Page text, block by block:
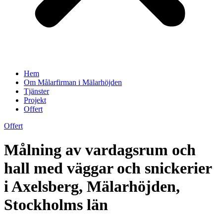
Hem
Om Målarfirman i Mälarhöjden
Tjänster
Projekt
Offert
Offert
Målning av vardagsrum och
hall med väggar och snickerier
i Axelsberg, Mälarhöjden,
Stockholms län